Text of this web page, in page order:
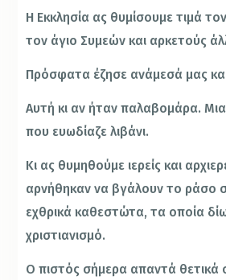
Η Εκκλησία ας θυμίσουμε τιμά
τον άγιο Συμεών και αρκετούς
Πρόσφατα έζησε ανάμεσά μας
Αυτή κι αν ήταν παλαβομάρα.
που ευωδίαζε λιβάνι.
Κι ας θυμηθούμε ιερείς και
αρνήθηκαν να βγάλουν το ράσο
εχθρικά καθεστώτα, τα οποία
χριστιανισμό.
Ο πιστός σήμερα απαντά θετικά